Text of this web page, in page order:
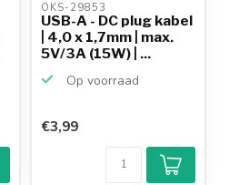
OKS-29853
USB-A - DC plug kabel
| 4,0 x 1,7mm | max.
5V/3A (15W) | ...
Op voorraad
€3,99